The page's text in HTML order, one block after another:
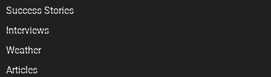
Success Stories
Interviews
Weather
Articles